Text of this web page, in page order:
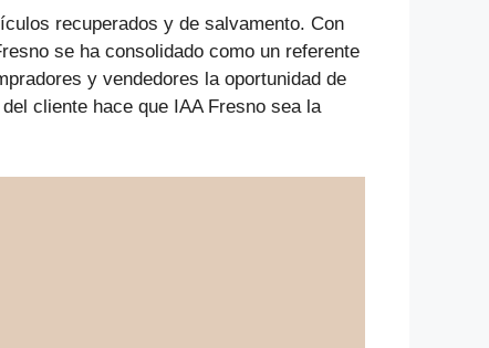
recuperados y de salvamento. Con
se ha consolidado como un referente
y vendedores la oportunidad de
cliente hace que IAA Fresno sea la